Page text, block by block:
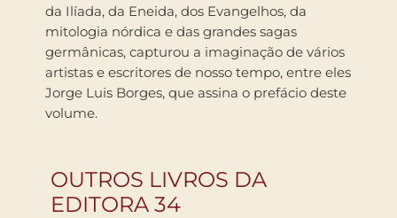
da Ilíada, da Eneida, dos Evangelhos, da
mitologia nórdica e das grandes sagas
germânicas, capturou a imaginação de vários
artistas e escritores de nosso tempo, entre eles
Jorge Luis Borges, que assina o prefácio deste
volume.
OUTROS LIVROS DA
EDITORA 34